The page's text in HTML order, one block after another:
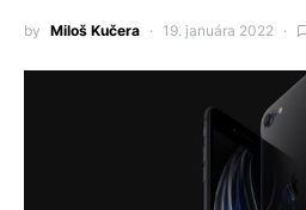
by Miloš Kučera 19. januára 2022